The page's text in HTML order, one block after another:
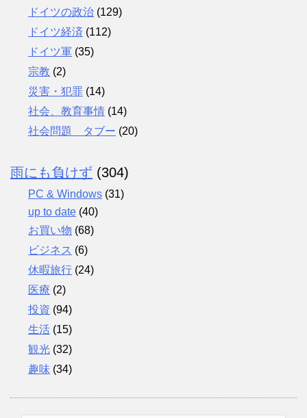
ドイツの政治 (129)
ドイツ経済 (112)
ドイツ軍 (35)
宗教 (2)
災害・犯罪 (14)
社会、教育事情 (14)
社会問題 タブー (20)
雨にも負けず (304)
PC & Windows (31)
up to date (40)
お買い物 (68)
ビジネス (6)
休暇旅行 (24)
医療 (2)
投資 (94)
生活 (15)
観光 (32)
趣味 (34)